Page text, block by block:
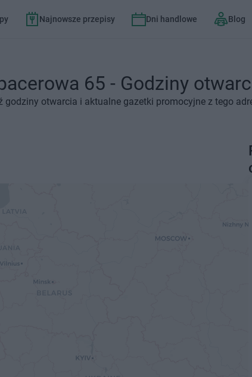
Najnowsze przepisy Dni handlowe Blog
65 - Godziny
godziny otwarcia i aktualne gazetki promocyjne z tego